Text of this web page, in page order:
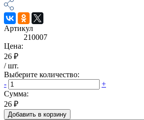
Артикул
210007
Цена:
26 ₽
/шт.
Выберите количество:
-
+
Сумма:
26 ₽
Добавить в корзину